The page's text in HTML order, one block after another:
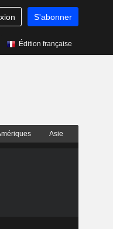
S'abonner
Édition française
Asie